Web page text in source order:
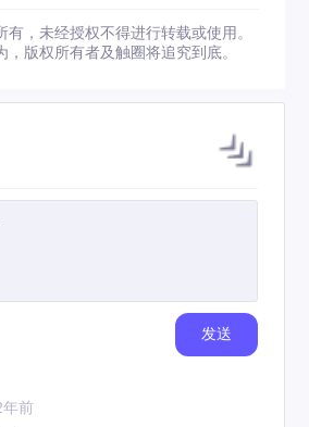
有，未经授权不得进行转载或使用。
，版权所有者及触圈将追究到底。
发送
年前